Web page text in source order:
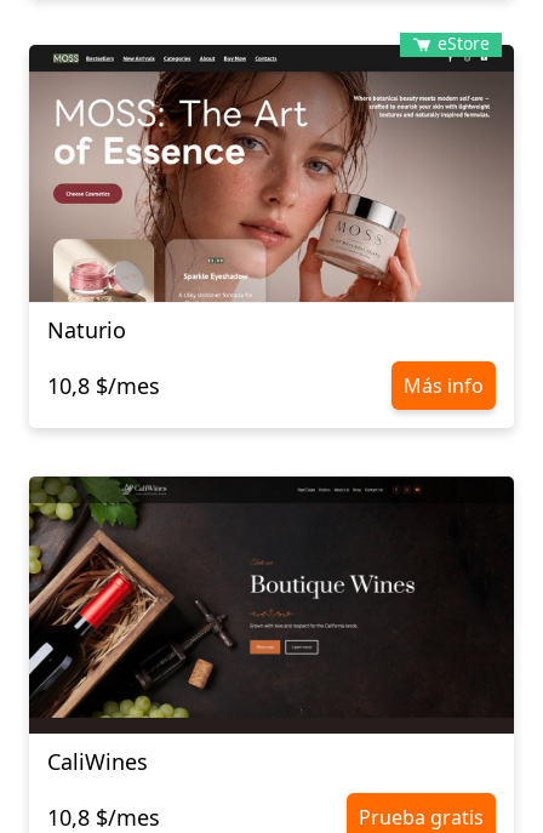
eStore
Naturio
10,8 $/mes
Más info
CaliWines
10,8 $/mes
Prueba gratis